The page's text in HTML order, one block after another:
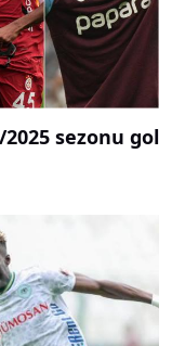
sezonu gol